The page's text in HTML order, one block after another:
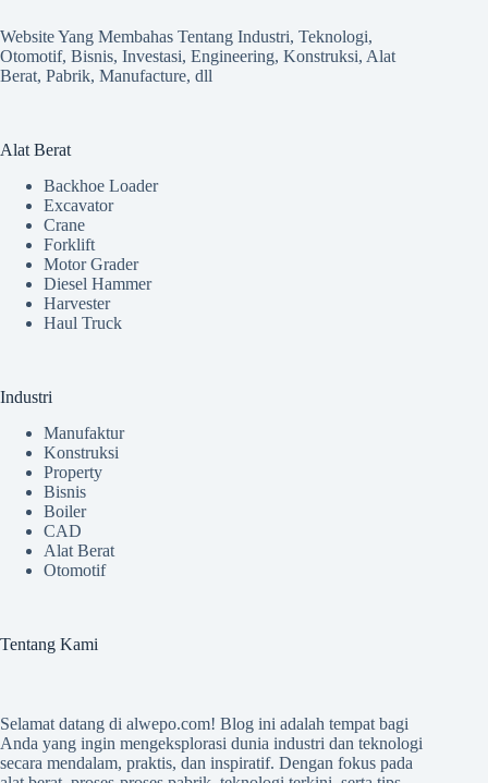
Website Yang Membahas Tentang Industri, Teknologi,
Otomotif, Bisnis, Investasi, Engineering, Konstruksi, Alat
Berat, Pabrik, Manufacture, dll
Alat Berat
Backhoe Loader
Excavator
Crane
Forklift
Motor Grader
Diesel Hammer
Harvester
Haul Truck
Industri
Manufaktur
Konstruksi
Property
Bisnis
Boiler
CAD
Alat Berat
Otomotif
Tentang Kami
Selamat datang di alwepo.com! Blog ini adalah tempat bagi
Anda yang ingin mengeksplorasi dunia industri dan teknologi
secara mendalam, praktis, dan inspiratif. Dengan fokus pada